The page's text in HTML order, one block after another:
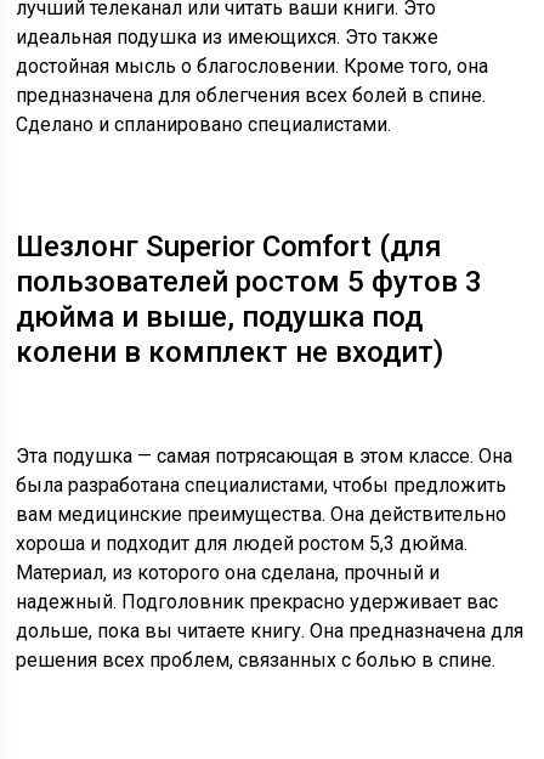
лучший телеканал или читать ваши книги. Это
идеальная подушка из имеющихся. Это также
достойная мысль о благословении. Кроме того, она
предназначена для облегчения всех болей в спине.
Сделано и спланировано специалистами.
Шезлонг Superior Comfort (для
пользователей ростом 5 футов 3
дюйма и выше, подушка под
колени в комплект не входит)
Эта подушка — самая потрясающая в этом классе. Она
была разработана специалистами, чтобы предложить
вам медицинские преимущества. Она действительно
хороша и подходит для людей ростом 5,3 дюйма.
Материал, из которого она сделана, прочный и
надежный. Подголовник прекрасно удерживает вас
дольше, пока вы читаете книгу. Она предназначена для
решения всех проблем, связанных с болью в спине.